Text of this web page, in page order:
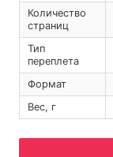
Количество
страниц
Тип
переплета
Формат
Вес, г